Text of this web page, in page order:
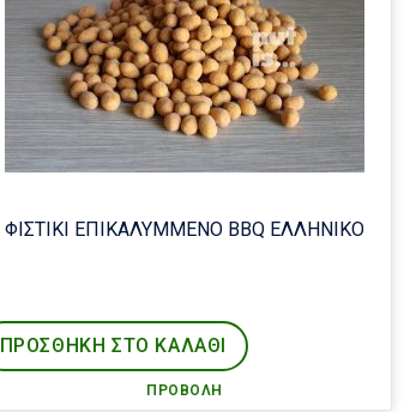
ΦΙΣΤΙΚΙ ΕΠΙΚΑΛΥΜΜΕΝΟ BBQ ΕΛΛΗΝΙΚΟ
ΠΡΟΒΟΛΉ
ΠΡΟΣΘΉΚΗ ΣΤΟ ΚΑΛΑΘΙ